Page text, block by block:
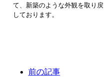
て、新築のような外観を取り戻
しております。
前の記事